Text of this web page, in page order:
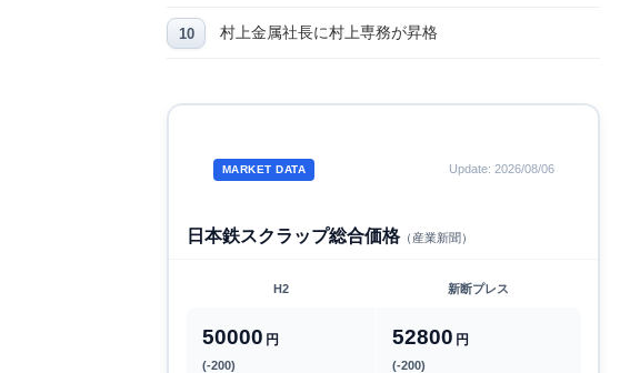
村上金属社長に村上専務が昇格
MARKET DATA Update: 2026/08/06
日本鉄スクラップ総合価格（産業新聞）
H2 新断プレス
50000 円
(-200)
52800 円
(-200)